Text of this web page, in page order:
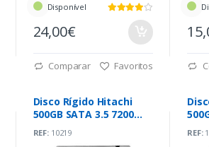
Disponível
24,00€
Comparar Favoritos
Disco Rígido Hitachi
500GB SATA 3.5 7200
REF:10219 REF: